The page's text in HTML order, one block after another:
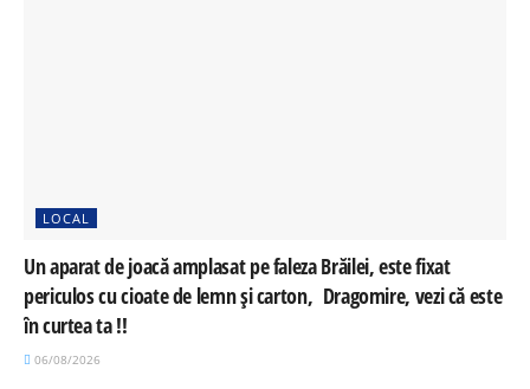
LOCAL
Un aparat de joacă amplasat pe faleza Brăilei, este fixat
periculos cu cioate de lemn și carton, Dragomire, vezi că este
în curtea ta !!
06/08/2026